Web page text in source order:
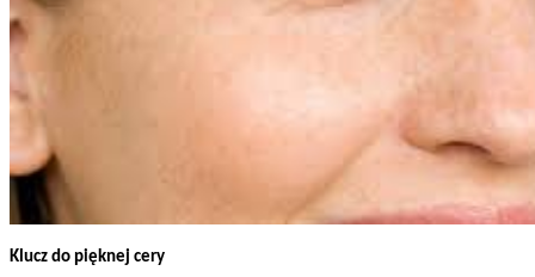
Klucz do pięknej cery